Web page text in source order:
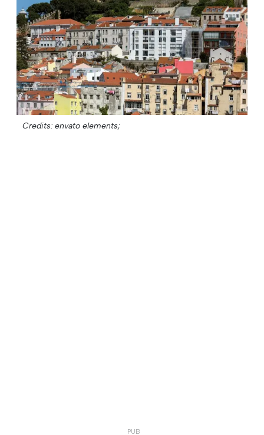
Credits: envato elements;